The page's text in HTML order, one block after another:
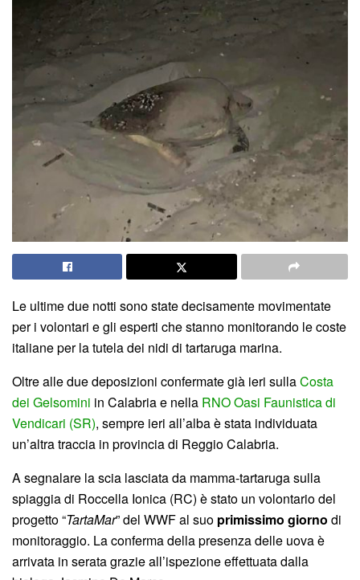
Le ultime due notti sono state decisamente movimentate
per i volontari e gli esperti che stanno monitorando le coste
italiane per la tutela dei nidi di tartaruga marina.
Oltre alle due deposizioni confermate già ieri sullaCosta
dei Gelsomini in Calabria e nella RNO Oasi Faunistica di
Vendicari (SR), sempre ieri all’alba è stata individuata
un’altra traccia in provincia di Reggio Calabria.
A segnalare la scia lasciata da mamma-tartaruga sulla
spiaggia di Roccella Ionica (RC) è stato un volontario del
progetto “TartaMar” del WWF al suo primissimo giorno di
monitoraggio. La conferma della presenza delle uova è
arrivata in serata grazie all’ispezione effettuata dalla